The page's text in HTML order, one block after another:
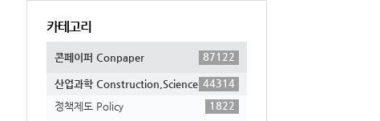
카테고리
콘페이퍼 Conpaper 87122
산업과학 Construction,Science 44314
정책제도 Policy
1822